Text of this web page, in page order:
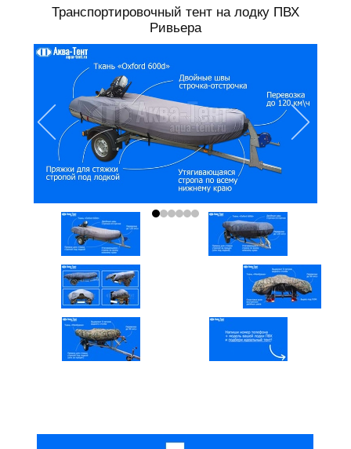
Транспортировочный тент на лодку ПВХ
Ривьера